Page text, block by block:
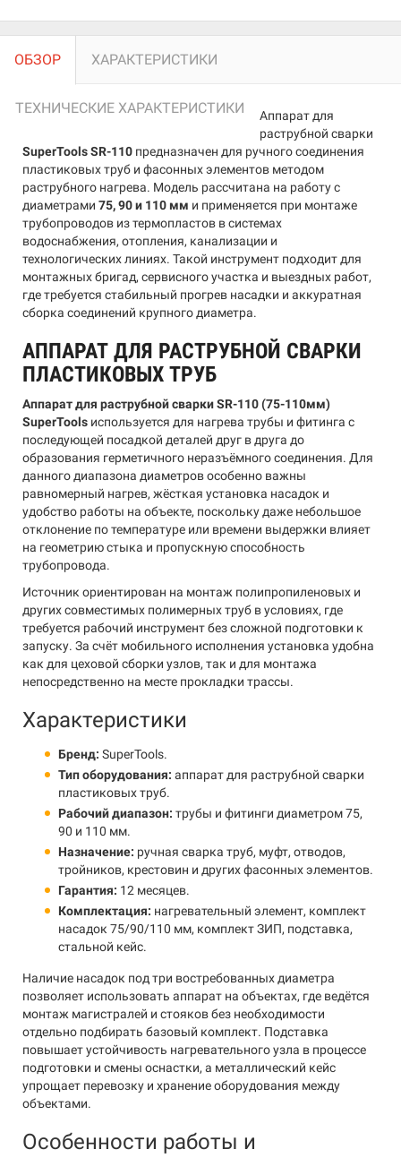
ОБЗОР ХАРАКТЕРИСТИКИ
ТЕХНИЧЕСКИЕ ХАРАКТЕРИСТИКИ
Аппарат для
раструбной сварки
SuperTools SR-110 предназначен для ручного соединения
пластиковых труб и фасонных элементов методом
раструбного нагрева. Модель рассчитана на работу с
диаметрами 75, 90 и 110 мм и применяется при монтаже
трубопроводов из термопластов в системах
водоснабжения, отопления, канализации и
технологических линиях. Такой инструмент подходит для
монтажных бригад, сервисного участка и выездных работ,
где требуется стабильный прогрев насадки и аккуратная
сборка соединений крупного диаметра.
АППАРАТ ДЛЯ РАСТРУБНОЙ СВАРКИ
ПЛАСТИКОВЫХ ТРУБ
Аппарат для раструбной сварки SR-110 (75-110мм)
SuperTools используется для нагрева трубы и фитинга с
последующей посадкой деталей друг в друга до
образования герметичного неразъёмного соединения. Для
данного диапазона диаметров особенно важны
равномерный нагрев, жёсткая установка насадок и
удобство работы на объекте, поскольку даже небольшое
отклонение по температуре или времени выдержки влияет
на геометрию стыка и пропускную способность
трубопровода.
Источник ориентирован на монтаж полипропиленовых и
других совместимых полимерных труб в условиях, где
требуется рабочий инструмент без сложной подготовки к
запуску. За счёт мобильного исполнения установка удобна
как для цеховой сборки узлов, так и для монтажа
непосредственно на месте прокладки трассы.
Характеристики
Бренд: SuperTools.
Тип оборудования: аппарат для раструбной сварки
пластиковых труб.
Рабочий диапазон: трубы и фитинги диаметром 75,
90 и 110 мм.
Назначение: ручная сварка труб, муфт, отводов,
тройников, крестовин и других фасонных элементов.
Гарантия: 12 месяцев.
Комплектация: нагревательный элемент, комплект
насадок 75/90/110 мм, комплект ЗИП, подставка,
стальной кейс.
Наличие насадок под три востребованных диаметра
позволяет использовать аппарат на объектах, где ведётся
монтаж магистралей и стояков без необходимости
отдельно подбирать базовый комплект. Подставка
повышает устойчивость нагревательного узла в процессе
подготовки и смены оснастки, а металлический кейс
упрощает перевозку и хранение оборудования между
объектами.
Особенности работы и